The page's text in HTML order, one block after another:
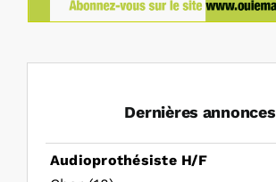
Dernières annonces
Audioprothésiste H/F